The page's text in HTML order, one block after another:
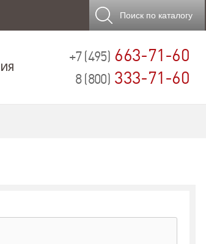
Поиск по каталогу
+7 (495) 663-71-60
8 (800) 333-71-60